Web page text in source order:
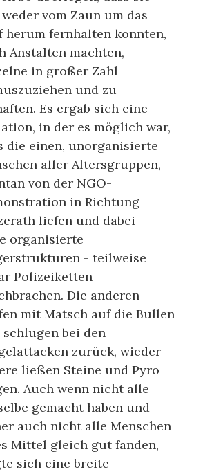
vom Zaun um das
herum fernhalten konnten,
Anstalten machten,
in großer Zahl
und zu
Es ergab sich eine
in der es möglich war,
die einen, unorganisierte
aller Altersgruppen,
von der NGO-
in Richtung
liefen und dabei -
organisierte
- teilweise
Polizeiketten
Die anderen
mit Matsch auf die Bullen
bei den
zurück, wieder
ließen Steine und Pyro
Auch wenn nicht alle
gemacht haben und
auch nicht alle Menschen
Mittel gleich gut fanden,
sich eine breite